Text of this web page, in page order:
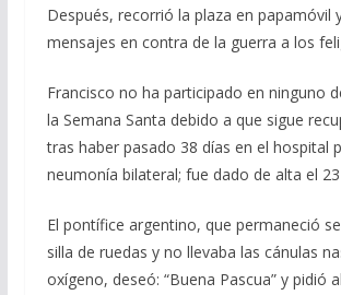
Después, recorrió la plaza en papamóvil
mensajes en contra de la guerra a los
Francisco no ha participado en ninguno
la Semana Santa debido a que sigue
tras haber pasado 38 días en el hospital
neumonía bilateral; fue dado de alta el
El pontífice argentino, que permaneció
silla de ruedas y no llevaba las cánulas
oxígeno, deseó: “Buena Pascua” y pidió